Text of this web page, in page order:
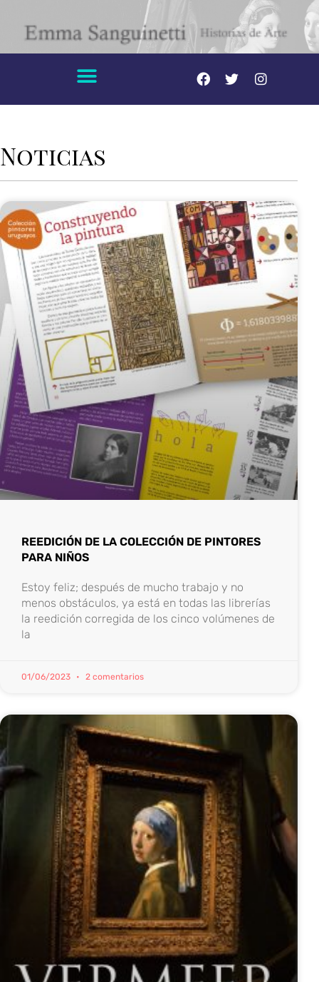
Noticias
REEDICIÓN DE LA COLECCIÓN DE PINTORES
PARA NIÑOS
Estoy feliz; después de mucho trabajo y no
menos obstáculos, ya está en todas las librerías
la reedición corregida de los cinco volúmenes de
la
01/06/2023 2 comentarios